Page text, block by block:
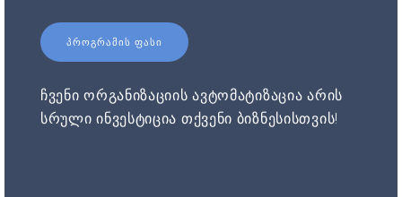
ᲞᲠᲝᲒᲠᲐᲛᲘᲡ ᲤᲐᲡᲘ
ჩვენი ორგანიზაციის ავტომატიზაცია არის
სრული ინვესტიცია თქვენი ბიზნესისთვის!